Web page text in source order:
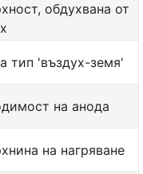
обдухвана от
тип 'въздух-земя'
на анода
на нагряване